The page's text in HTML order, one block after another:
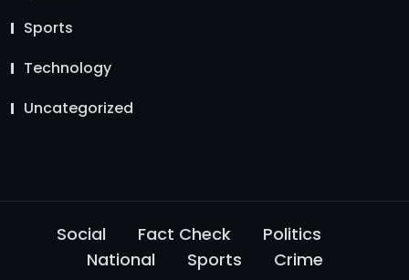
Sports
Technology
Uncategorized
Social Fact Check
Politics
National
Sports Crime